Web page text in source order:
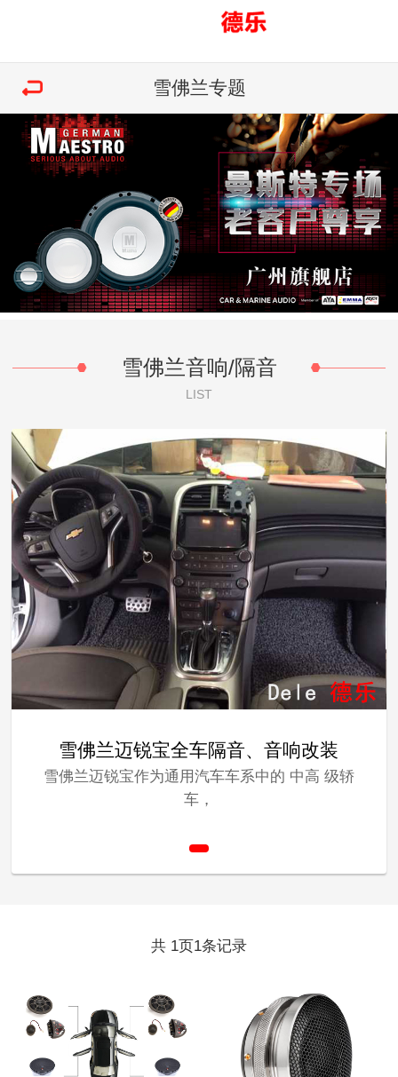
雪佛兰专题
雪佛兰音响/隔音
LIST
雪佛兰迈锐宝全车隔音、音响改装
雪佛兰迈锐宝作为通用汽车车系中的 中高 级轿
车，
共 1页1条记录